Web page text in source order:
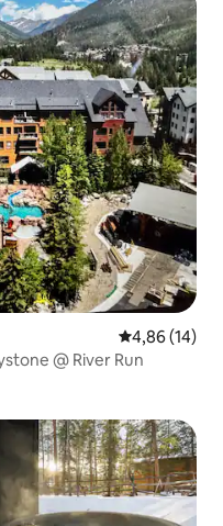
Nilai rata-rata
4,86 (14)
@ River Run